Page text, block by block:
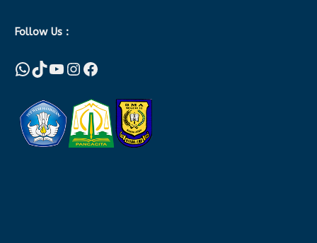
Follow Us :
WhatsApp
TikTok
YouTube
Instagram
Facebook